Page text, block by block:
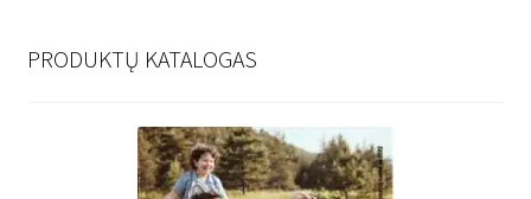
PRODUKTŲ KATALOGAS